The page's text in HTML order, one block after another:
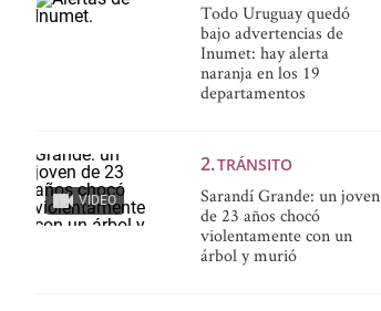
Todo Uruguay quedó
bajo advertencias de
Inumet: hay alerta
naranja en los 19
departamentos
VIDEO
TRÁNSITO
Sarandí Grande: un joven
de 23 años chocó
violentamente con un
árbol y murió